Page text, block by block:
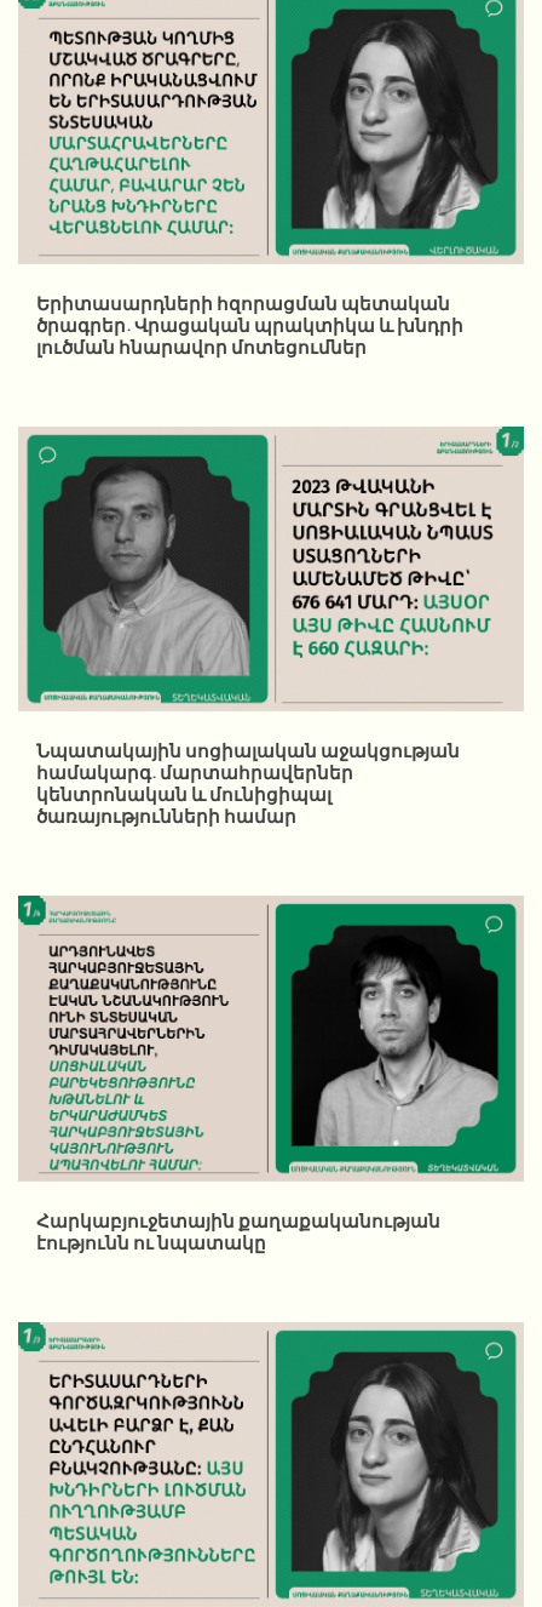
Երիտասարդների հզորացման պետական
ծրագրեր. Վրացական պրակտիկա և խնդրի
լուծման հնարավոր մոտեցումներ
Նպատակային սոցիալական աջակցության
համակարգ. մարտահրավերներ
կենտրոնական և մունիցիպալ
ծառայությունների համար
Հարկաբյուջետային քաղաքականության
էությունն ու նպատակը